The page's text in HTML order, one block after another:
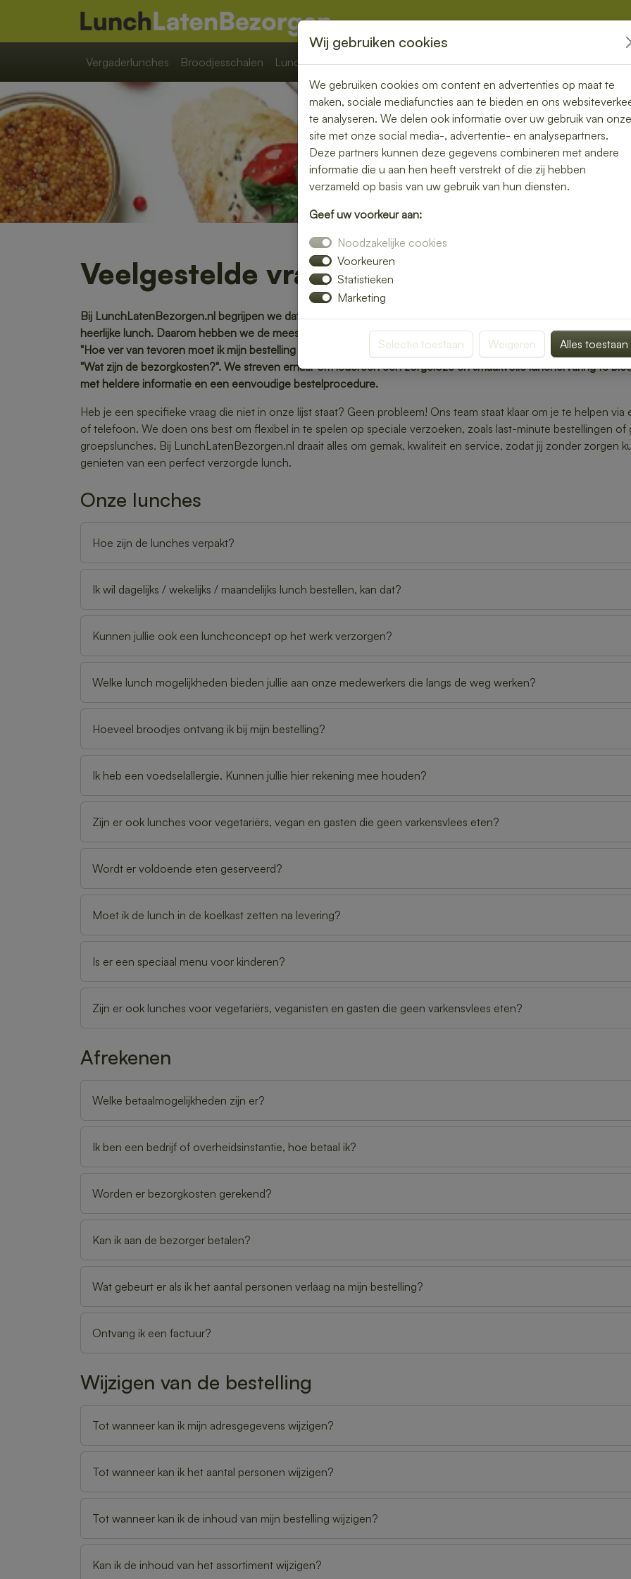
Vergaderlunches Broodjesschalen Lunchpakketten Overige
Veelgestelde vragen
Bij LunchLatenBezorgen.nl begrijpen we dat je vragen kunt hebben over het bestellen en laten bezorgen van
heerlijke lunch. Daarom hebben we de meest veelgestelde vragen voor je op een rij gezet. Denk aan vragen
"Hoe ver van tevoren moet ik mijn bestelling plaatsen?", "Kan ik rekening houden met allergieën of
"Wat zijn de bezorgkosten?". We streven ernaar om iedereen een zorgeloze en smaakvolle lunchervaring te
met heldere informatie en een eenvoudige bestelprocedure.
Heb je een specifieke vraag die niet in onze lijst staat? Geen probleem! Ons team staat klaar om je te helpen via
of telefoon. We doen ons best om flexibel in te spelen op speciale verzoeken, zoals last-minute bestellingen of
groepslunches. Bij LunchLatenBezorgen.nl draait alles om gemak, kwaliteit en service, zodat jij zonder zorgen
genieten van een perfect verzorgde lunch.
Onze lunches
Hoe zijn de lunches verpakt?
Ik wil dagelijks / wekelijks / maandelijks lunch bestellen, kan dat?
Kunnen jullie ook een lunchconcept op het werk verzorgen?
Welke lunch mogelijkheden bieden jullie aan onze medewerkers die langs de weg werken?
Hoeveel broodjes ontvang ik bij mijn bestelling?
Ik heb een voedselallergie. Kunnen jullie hier rekening mee houden?
Zijn er ook lunches voor vegetariërs, vegan en gasten die geen varkensvlees eten?
Wordt er voldoende eten geserveerd?
Moet ik de lunch in de koelkast zetten na levering?
Is er een speciaal menu voor kinderen?
Zijn er ook lunches voor vegetariërs, veganisten en gasten die geen varkensvlees eten?
Afrekenen
Welke betaalmogelijkheden zijn er?
Ik ben een bedrijf of overheidsinstantie, hoe betaal ik?
Worden er bezorgkosten gerekend?
Kan ik aan de bezorger betalen?
Wat gebeurt er als ik het aantal personen verlaag na mijn bestelling?
Ontvang ik een factuur?
Wijzigen van de bestelling
Tot wanneer kan ik mijn adresgegevens wijzigen?
Tot wanneer kan ik het aantal personen wijzigen?
Tot wanneer kan ik de inhoud van mijn bestelling wijzigen?
Kan ik de inhoud van het assortiment wijzigen?
Wij gebruiken cookies
We gebruiken cookies om content en advertenties op maat te
maken, sociale mediafuncties aan te bieden en ons
te analyseren. We delen ook informatie over uw gebruik van onze
site met onze social media-, advertentie- en analysepartners.
Deze partners kunnen deze gegevens combineren met andere
informatie die u aan hen heeft verstrekt of die zij hebben
verzameld op basis van uw gebruik van hun diensten.
Geef uw voorkeur aan:
Noodzakelijke cookies
Voorkeuren
Statistieken
Marketing
Selectie toestaan Weigeren Alles toestaan